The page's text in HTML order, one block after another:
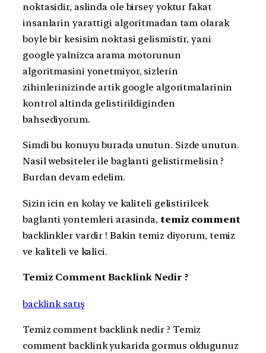
noktasidir, aslinda ole birsey yoktur fakat
insanlarin yarattigi algoritmadan tam olarak
boyle bir kesisim noktasi gelismistir, yani
google yalnizca arama motorunun
algoritmasini yonetmiyor, sizlerin
zihinlerinizinde artik google algoritmalarinin
kontrol altinda gelistirildiginden
bahsediyorum.
Simdi bu konuyu burada unutun. Sizde unutun.
Nasil websiteler ile baglanti gelistirmelisin ?
Burdan devam edelim.
Sizin icin en kolay ve kaliteli gelistirilcek
baglanti yontemleri arasinda, temiz comment
backlinkler vardir ! Bakin temiz diyorum, temiz
ve kaliteli ve kalici.
Temiz Comment Backlink Nedir ?
backlink satış
Temiz comment backlink nedir ? Temiz
comment backlink yukarida gormus oldugunuz